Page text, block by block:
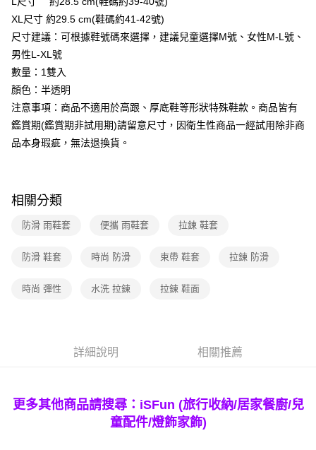
台灣樂天信用卡公司
玉山商業銀行
台新國際商業銀行
台灣樂天信用卡公司
元大商業銀行
玉山商業銀行
台新國際商業銀行
中國信託商業銀行
台灣樂天信用卡公司
悠遊付
Google Pay
運送方式
廠商自送宅配免運
XL尺寸 約29.5 cm(鞋碼約41-42號)
尺寸建議：可根據鞋號碼來選擇，建議兒童選擇M號、女性M-L號、
男性L-XL號
數量：1雙入
顏色：半透明
注意事項：商品不適用於高跟、厚底鞋等形狀特殊鞋款。商品皆有
鑑賞期(鑑賞期非試用期)請留意尺寸，因衛生性商品一經試用除非商
品本身瑕疵，無法退換貨。
相關分類
防滑 雨鞋套 便攜 雨鞋套 拉鍊 鞋套
防滑 鞋套 時尚 防滑 束帶 鞋套 拉鍊 防滑
時尚 彈性 水洗 拉鍊 拉鍊 鞋面
詳細說明 相關推薦
更多其他商品請搜尋：iSFun (旅行收納/居家餐廚/兒
童配件/燈飾家飾)